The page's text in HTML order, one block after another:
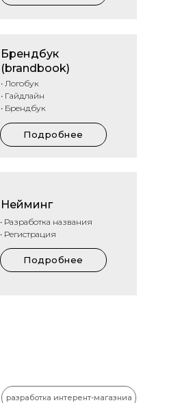
Брендбук
(brandbook)
• Логобук
• Гайдлайн
• Брендбук
Нейминг
• Разработка названия
• Регистрация
Подробнее
Подробнее
разработка интерент-магазниа